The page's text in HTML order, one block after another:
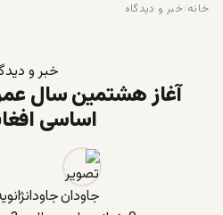
خانه /خبر و دیدگاه
خبر و
آغاز هشتمین سال
اساسی
جاودانژانویه